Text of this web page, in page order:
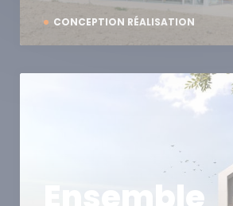
CONCEPTION RÉALISATION